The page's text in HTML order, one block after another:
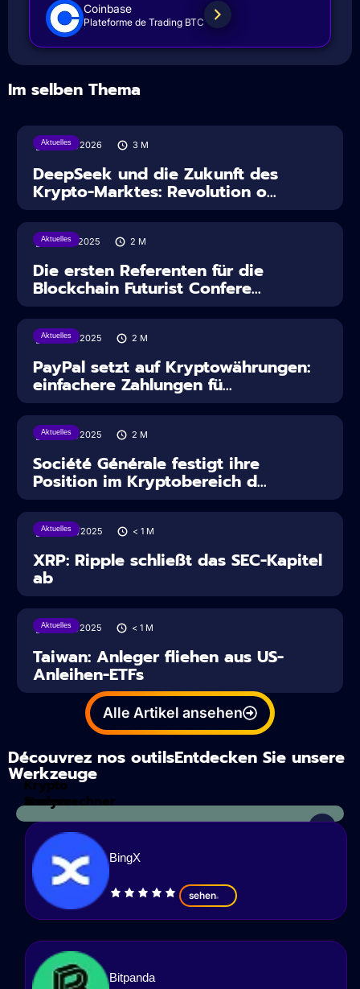
Coinbase
Plateforme de Trading BTC
Im selben Thema
Aktuelles
30/07/2026 3 M
DeepSeek und die Zukunft des
Krypto-Marktes: Revolution o...
Aktuelles
12/08/2025 2 M
Die ersten Referenten für die
Blockchain Futurist Confere...
Aktuelles
30/07/2025 2 M
PayPal setzt auf Kryptowährungen:
einfachere Zahlungen fü...
Aktuelles
28/07/2025 2 M
Société Générale festigt ihre
Position im Kryptobereich d...
Aktuelles
28/06/2025 < 1 M
XRP: Ripple schließt das SEC-Kapitel
ab
Aktuelles
27/06/2025 < 1 M
Taiwan: Anleger fliehen aus US-
Anleihen-ETFs
Alle Artikel ansehen
Découvrez nos outilsEntdecken Sie unsere
Werkzeuge
Steuerrechner
Krypto
analyse
BingX
sehen
Bitpanda